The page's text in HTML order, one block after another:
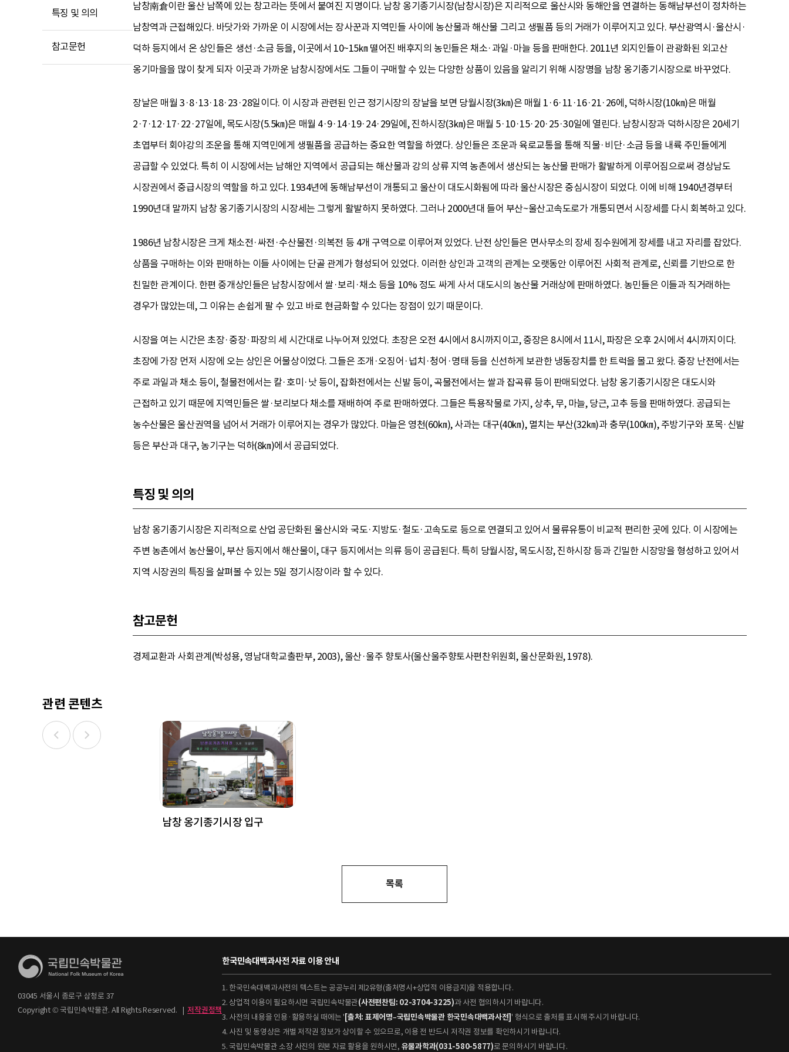
특징 및 의의
참고문헌
남창南倉이란 울산 남쪽에 있는 창고라는 뜻에서 붙여진 지명이다. 남창 옹기종기시장(남창시장)은 지리적으로 울산시와 동해안을 연결하는 동해남부선이 정차하는
남창역과 근접해있다. 바닷가와 가까운 이 시장에서는 장사꾼과 지역민들 사이에 농산물과 해산물 그리고 생필품 등의 거래가 이루어지고 있다. 부산광역시·울산시·
덕하 등지에서 온 상인들은 생선·소금 등을, 이곳에서 10~15㎞ 떨어진 배후지의 농민들은 채소·과일·마늘 등을 판매한다. 2011년 외지인들이 관광화된 외고산
옹기마을을 많이 찾게 되자 이곳과 가까운 남창시장에서도 그들이 구매할 수 있는 다양한 상품이 있음을 알리기 위해 시장명을 남창 옹기종기시장으로 바꾸었다.
장날은 매월 3·8·13·18·23·28일이다. 이 시장과 관련된 인근 정기시장의 장날을 보면 당월시장(3㎞)은 매월 1·6·11·16·21·26에, 덕하시장(10㎞)은 매월
2·7·12·17·22·27일에, 목도시장(5.5㎞)은 매월 4·9·14·19·24·29일에, 진하시장(3㎞)은 매월 5·10·15·20·25·30일에 열린다. 남창시장과 덕하시장은 20세기
초엽부터 회야강의 조운을 통해 지역민에게 생필품을 공급하는 중요한 역할을 하였다. 상인들은 조운과 육로교통을 통해 직물·비단·소금 등을 내륙 주민들에게
공급할 수 있었다. 특히 이 시장에서는 남해안 지역에서 공급되는 해산물과 강의 상류 지역 농촌에서 생산되는 농산물 판매가 활발하게 이루어짐으로써 경상남도
시장권에서 중급시장의 역할을 하고 있다. 1934년에 동해남부선이 개통되고 울산이 대도시화됨에 따라 울산시장은 중심시장이 되었다. 이에 비해 1940년경부터
1990년대 말까지 남창 옹기종기시장의 시장세는 그렇게 활발하지 못하였다. 그러나 2000년대 들어 부산~울산고속도로가 개통되면서 시장세를 다시 회복하고 있다.
1986년 남창시장은 크게 채소전·싸전·수산물전·의복전 등 4개 구역으로 이루어져 있었다. 난전 상인들은 면사무소의 장세 징수원에게 장세를 내고 자리를 잡았다.
상품을 구매하는 이와 판매하는 이들 사이에는 단골 관계가 형성되어 있었다. 이러한 상인과 고객의 관계는 오랫동안 이루어진 사회적 관계로, 신뢰를 기반으로 한
친밀한 관계이다. 한편 중개상인들은 남창시장에서 쌀·보리·채소 등을 10% 정도 싸게 사서 대도시의 농산물 거래상에 판매하였다. 농민들은 이들과 직거래하는
경우가 많았는데, 그 이유는 손쉽게 팔 수 있고 바로 현금화할 수 있다는 장점이 있기 때문이다.
시장을 여는 시간은 초장·중장·파장의 세 시간대로 나누어져 있었다. 초장은 오전 4시에서 8시까지이고, 중장은 8시에서 11시, 파장은 오후 2시에서 4시까지이다.
초장에 가장 먼저 시장에 오는 상인은 어물상이었다. 그들은 조개·오징어·넙치·청어·명태 등을 신선하게 보관한 냉동장치를 한 트럭을 몰고 왔다. 중장 난전에서는
주로 과일과 채소 등이, 철물전에서는 칼·호미·낫 등이, 잡화전에서는 신발 등이, 곡물전에서는 쌀과 잡곡류 등이 판매되었다. 남창 옹기종기시장은 대도시와
근접하고 있기 때문에 지역민들은 쌀·보리보다 채소를 재배하여 주로 판매하였다. 그들은 특용작물로 가지, 상추, 무, 마늘, 당근, 고추 등을 판매하였다. 공급되는
농수산물은 울산권역을 넘어서 거래가 이루어지는 경우가 많았다. 마늘은 영천(60㎞), 사과는 대구(40㎞), 멸치는 부산(32㎞)과 충무(100㎞), 주방기구와 포목·신발
등은 부산과 대구, 농기구는 덕하(8㎞)에서 공급되었다.
특징 및 의의
남창 옹기종기시장은 지리적으로 산업 공단화된 울산시와 국도·지방도·철도·고속도로 등으로 연결되고 있어서 물류유통이 비교적 편리한 곳에 있다. 이 시장에는
주변 농촌에서 농산물이, 부산 등지에서 해산물이, 대구 등지에서는 의류 등이 공급된다. 특히 당월시장, 목도시장, 진하시장 등과 긴밀한 시장망을 형성하고 있어서
지역 시장권의 특징을 살펴볼 수 있는 5일 정기시장이라 할 수 있다.
참고문헌
경제교환과 사회관계(박성용, 영남대학교출판부, 2003), 울산·울주 향토사(울산울주향토사편찬위원회, 울산문화원, 1978).
관련 콘텐츠
남창 옹기종기시장 입구
목록
03045 서울시 종로구 삼청로 37
Copyright © 국립민속박물관. All Rights Reserved.
| 저작권정책
한국민속대백과사전 자료 이용 안내
1. 한국민속대백과사전의 텍스트는 공공누리 제2유형(출처명시+상업적 이용금지)을 적용합니다.
2. 상업적 이용이 필요하시면 국립민속박물관(사전편찬팀: 02-3704-3225)과 사전 협의하시기 바랍니다.
3. 사전의 내용을 인용·활용하실 때에는 ' [출처: 표제어명–국립민속박물관 한국민속대백과사전] ' 형식으로 출처를 표시해 주시기 바랍니다.
4. 사진 및 동영상은 개별 저작권 정보가 상이할 수 있으므로, 이용 전 반드시 저작권 정보를 확인하시기 바랍니다.
5. 국립민속박물관 소장 사진의 원본 자료 활용을 원하시면, 유물과학과(031-580-5877)로 문의하시기 바랍니다.